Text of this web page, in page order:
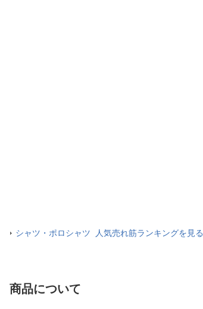
シャツ・ポロシャツ 人気売れ筋ランキングを見る
商品について